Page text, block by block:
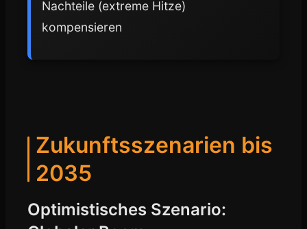
Nachteile (extreme Hitze)
kompensieren
Zukunftsszenarien bis
2035
Optimistisches Szenario: